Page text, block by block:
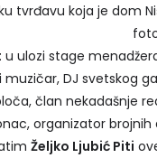
tvrđavu koja je dom
u ulozi stage
muzičar, DJ svetskog
član nekadašnje
organizator
Željko Ljubić Piti